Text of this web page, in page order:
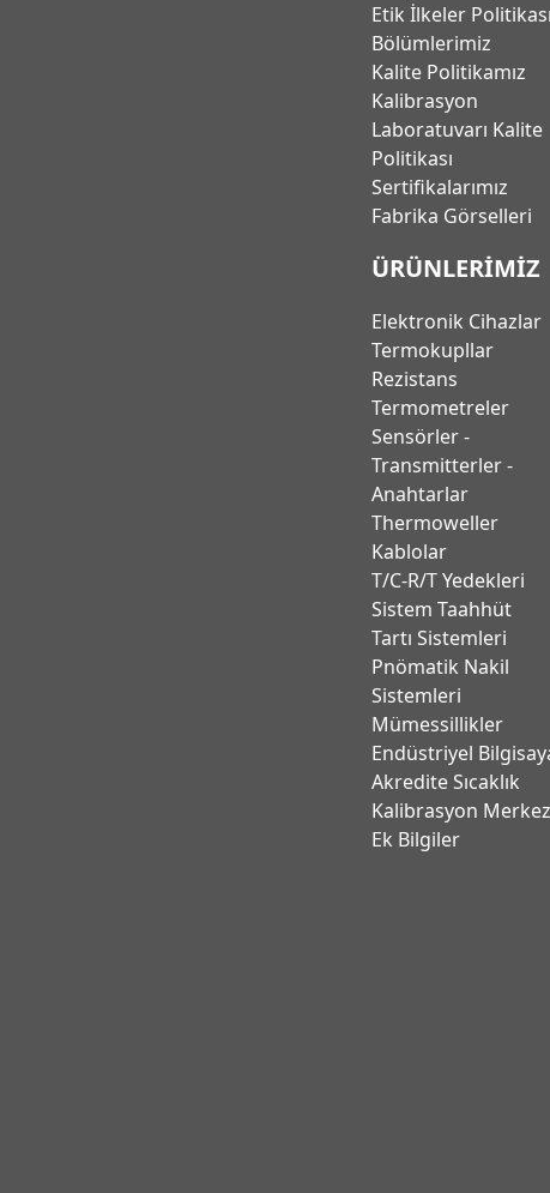
Etik İlkeler Politikası
Bölümlerimiz
Kalite Politikamız
Kalibrasyon
Laboratuvarı Kalite
Politikası
Sertifikalarımız
Fabrika Görselleri
ÜRÜNLERİMİZ
Elektronik Cihazlar
Termokupllar
Rezistans
Termometreler
Sensörler -
Transmitterler -
Anahtarlar
Thermoweller
Kablolar
T/C-R/T Yedekleri
Sistem Taahhüt
Tartı Sistemleri
Pnömatik Nakil
Sistemleri
Mümessillikler
Endüstriyel
Akredite Sıcaklık
Kalibrasyon
Ek Bilgiler